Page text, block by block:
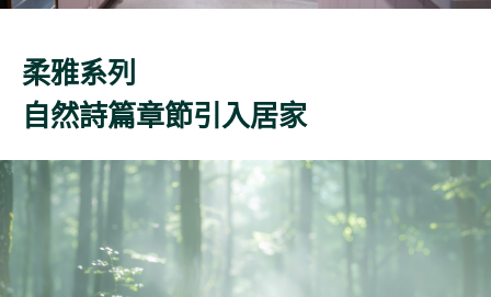
柔雅系列
自然詩篇章節引入居家